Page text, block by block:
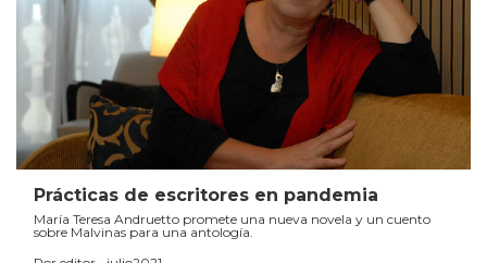
Prácticas de escritores en pandemia
María Teresa Andruetto promete una nueva novela y un cuento
sobre Malvinas para una antología.